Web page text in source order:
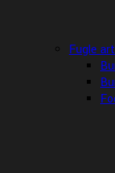
Fugle